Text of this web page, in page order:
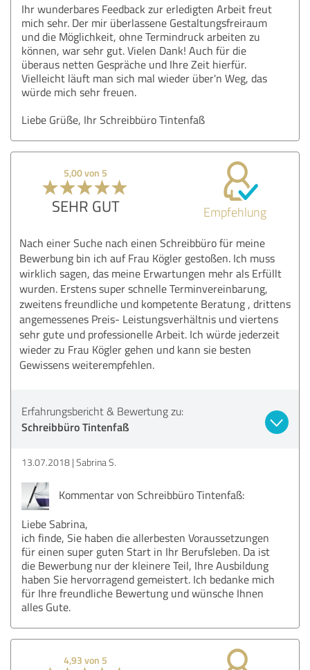
Ihr wunderbares Feedback zur erledigten Arbeit freut
mich sehr. Der mir überlassene Gestaltungsfreiraum
und die Möglichkeit, ohne Termindruck arbeiten zu
können, war sehr gut. Vielen Dank! Auch für die
überaus netten Gespräche und Ihre Zeit hierfür.
Vielleicht läuft man sich mal wieder über'n Weg, das
würde mich sehr freuen.
Liebe Grüße, Ihr Schreibbüro Tintenfaß
5,00 von 5
SEHR GUT Empfehlung
Nach einer Suche nach einen Schreibbüro für meine
Bewerbung bin ich auf Frau Kögler gestoßen. Ich muss
wirklich sagen, das meine Erwartungen mehr als Erfüllt
wurden. Erstens super schnelle Terminvereinbarung,
zweitens freundliche und kompetente Beratung , drittens
angemessenes Preis- Leistungsverhältnis und viertens
sehr gute und professionelle Arbeit. Ich würde jederzeit
wieder zu Frau Kögler gehen und kann sie besten
Gewissens weiterempfehlen.
Erfahrungsbericht & Bewertung zu:
Schreibbüro Tintenfaß
13.07.2018 Sabrina S.
Kommentar von Schreibbüro Tintenfaß:
Liebe Sabrina,
ich finde, Sie haben die allerbesten Voraussetzungen
für einen super guten Start in Ihr Berufsleben. Da ist
die Bewerbung nur der kleinere Teil, Ihre Ausbildung
haben Sie hervorragend gemeistert. Ich bedanke mich
für Ihre freundliche Bewertung und wünsche Ihnen
alles Gute.
4,93 von 5